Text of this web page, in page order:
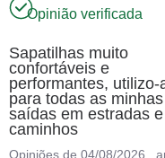
Opinião verificada
Sapatilhas muito
confortáveis e
performantes, utilizo-
para todas as minhas
saídas em estradas e
caminhos
Opiniões de04/08/2026
,